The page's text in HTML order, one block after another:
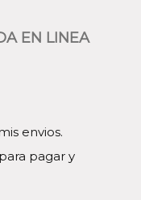
EN LINEA
envios.
pagar y